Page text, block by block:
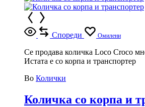
Спореди Омилени
Се продава количка Loco Croco
Истата е со корпа и транспортер
Во Колички
Количка со корпа и